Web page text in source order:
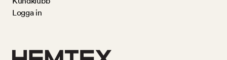
Logga in